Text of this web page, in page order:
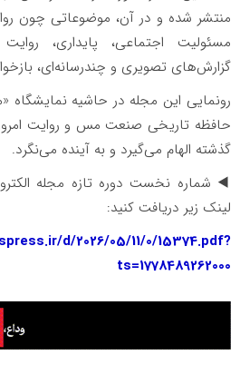
منتشر شده و در آن، موضوعاتی چون
مسئولیت اجتماعی، پایداری،
گزارش‌های تصویری و چندرسانه‌ای،
رونمایی این مجله در حاشیه نمایشگاه
حافظه تاریخی صنعت مس و روایت امروز
گذشته الهام می‌گیرد و به آینده می‌نگرد.
◀️ شماره نخست دوره تازه مجله
لینک زیر دریافت کنید:
d/2026/05/11/0/15374.pdf?
ts=1778489262000